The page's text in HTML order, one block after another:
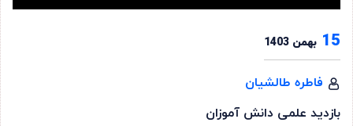
15 بهمن 1403
فاطره طالشیان
بازدید علمی دانش آموزان